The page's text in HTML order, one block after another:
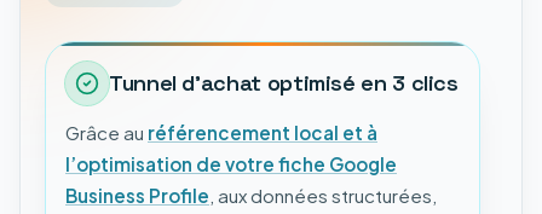
Tunnel d'achat optimisé en 3 clics
Grâce au référencement local et à
l’optimisation de votre fiche Google
Business Profile , aux données structurées,